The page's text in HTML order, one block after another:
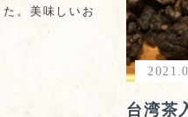
。美味しいお
台湾茶